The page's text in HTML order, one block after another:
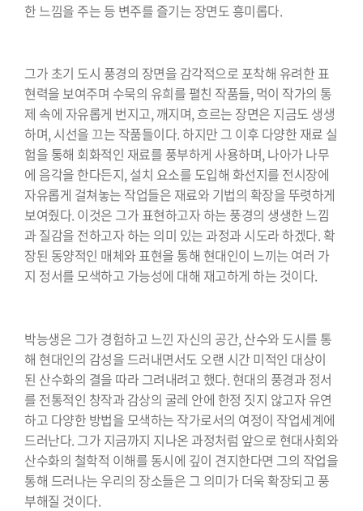
한 느낌을 주는 등 변주를 즐기는 장면도 흥미롭다.
그가 초기 도시 풍경의 장면을 감각적으로 포착해 유려한 표
현력을 보여주며 수묵의 유희를 펼친 작품들, 먹이 작가의 통
제 속에 자유롭게 번지고, 깨지며, 흐르는 장면은 지금도 생생
하며, 시선을 끄는 작품들이다. 하지만 그 이후 다양한 재료 실
험을 통해 회화적인 재료를 풍부하게 사용하며, 나아가 나무
에 음각을 한다든지, 설치 요소를 도입해 화선지를 전시장에
자유롭게 걸쳐놓는 작업들은 재료와 기법의 확장을 뚜렷하게
보여줬다. 이것은 그가 표현하고자 하는 풍경의 생생한 느낌
과 질감을 전하고자 하는 의미 있는 과정과 시도라 하겠다. 확
장된 동양적인 매체와 표현을 통해 현대인이 느끼는 여러 가
지 정서를 모색하고 가능성에 대해 재고하게 하는 것이다.
박능생은 그가 경험하고 느낀 자신의 공간, 산수와 도시를 통
해 현대인의 감성을 드러내면서도 오랜 시간 미적인 대상이
된 산수화의 결을 따라 그려내려고 했다. 현대의 풍경과 정서
를 전통적인 창작과 감상의 굴레 안에 한정 짓지 않고자 유연
하고 다양한 방법을 모색하는 작가로서의 여정이 작업세계에
드러난다. 그가 지금까지 지나온 과정처럼 앞으로 현대사회와
산수화의 철학적 이해를 동시에 깊이 견지한다면 그의 작업을
통해 드러나는 우리의 장소들은 그 의미가 더욱 확장되고 풍
부해질 것이다.